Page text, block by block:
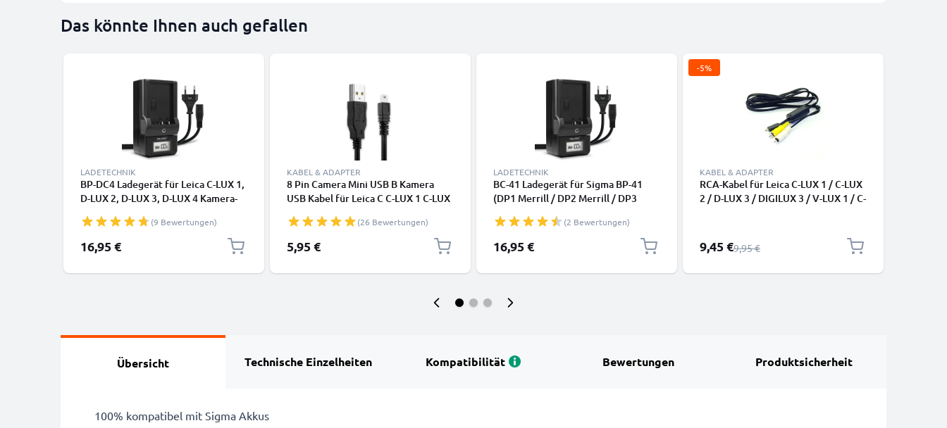
Das könnte Ihnen auch gefallen
LADETECHNIK
BP-DC4 Ladegerät für Leica C-LUX 1,
D-LUX 2, D-LUX 3, D-LUX 4 Kamera-
(9 Bewertungen)
16,95 €
KABEL & ADAPTER
8 Pin Camera Mini USB B Kamera
USB Kabel für Leica C C-LUX 1 C-LUX
1 C-LUX 3 V-LUX Typ 114 Video-/
Fotokameras - Datenkabel 2.0, PVC
Ladekabel
(26 Bewertungen)
5,95 €
LADETECHNIK
BC-41 Ladegerät für Sigma BP-41
(DP1 Merrill / DP2 Merrill / DP3
CELLONIC
(2 Bewertungen)
16,95 €
-5%
KABEL & ADAPTER
RCA-Kabel für Leica C-LUX 1 / C-LUX
2 / D-LUX 3 / DIGILUX 3 / V-LUX 1 / C-
Stecker, Audio-Video Composite
Sonderpreis
9,45 €Regulärer Preis
9,95 €
Übersicht Technische Einzelheiten Kompatibilität Bewertungen Produktsicherheit
100% kompatibel mit Sigma Akkus